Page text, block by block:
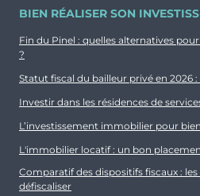
BIEN RÉALISER SON
Fin du Pinel : quelles alternatives
?
Statut fiscal du bailleur privé en 2026
Investir dans les résidences de
L’investissement immobilier pour
L'immobilier locatif : un bon
Comparatif des dispositifs fiscaux :
défiscaliser